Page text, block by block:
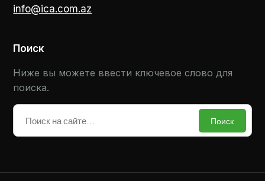
info@ica.com.az
Поиск
Ниже вы можете ввести ключевое слово для
поиска.
Поиск